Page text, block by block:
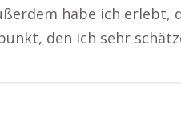
habe ich erlebt,
den ich sehr